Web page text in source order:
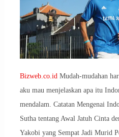
Bizweb.co.idMudah-mudahan
aku mau menjelaskan apa itu
mendalam. Catatan Mengenai
Sutha tentang Awal Jatuh Cinta
Yakobi yang Sempat Jadi Murid